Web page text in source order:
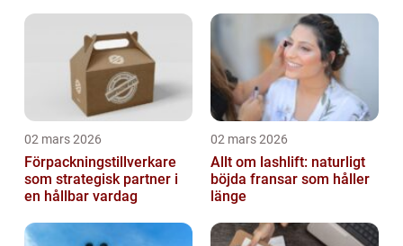
02 mars 2026
Förpackningstillverkare
som strategisk partner i
en hållbar vardag
02 mars 2026
Allt om lashlift: naturligt
böjda fransar som håller
länge